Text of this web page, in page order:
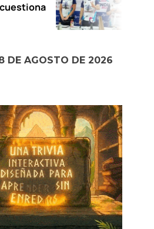
Metepec alista la
2026 a favor de
DE AGOSTO DE 2026